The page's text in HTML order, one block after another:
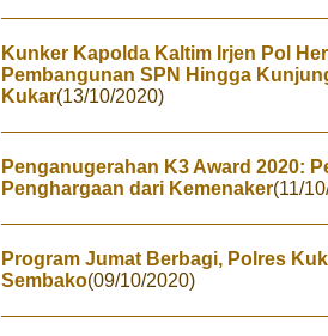
Kunker Kapolda Kaltim Irjen Pol
Pembangunan SPN Hingga
Kukar(13/10/2020)
Penganugerahan K3 Award 2020:
Penghargaan dari Kemenaker(11/
Program Jumat Berbagi, Polres
Sembako(09/10/2020)